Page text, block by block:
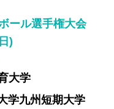
ール選手権大会
)
教育大学
大学九州短期大学